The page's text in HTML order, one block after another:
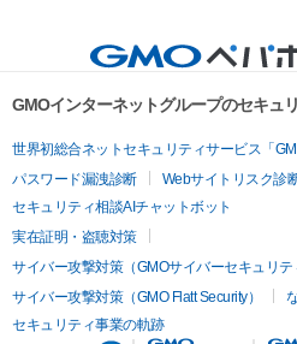
GMOインターネットグループのセキュ
世界初総合ネットセキュリティサービス「
パスワード漏洩診断
Webサイトリスク診
セキュリティ相談AIチャットボット
実在証明・盗聴対策
サイバー攻撃対策（GMOサイバーセキュリテ
サイバー攻撃対策（GMO Flatt Security）
セキュリティ事業の軌跡